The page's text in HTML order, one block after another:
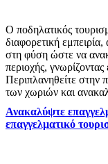
Ο ποδηλατικός
διαφορετική
στη φύση ώστε να
περιοχής,
Περιπλανηθείτε στην
των χωριών και
Ανακαλύψτε
επαγγελματικό